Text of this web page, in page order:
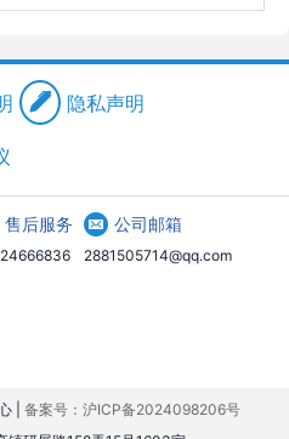
隐私声明
售后服务 公司邮箱
2881505714@qq.com
| 备案号：沪ICP备2024098206号